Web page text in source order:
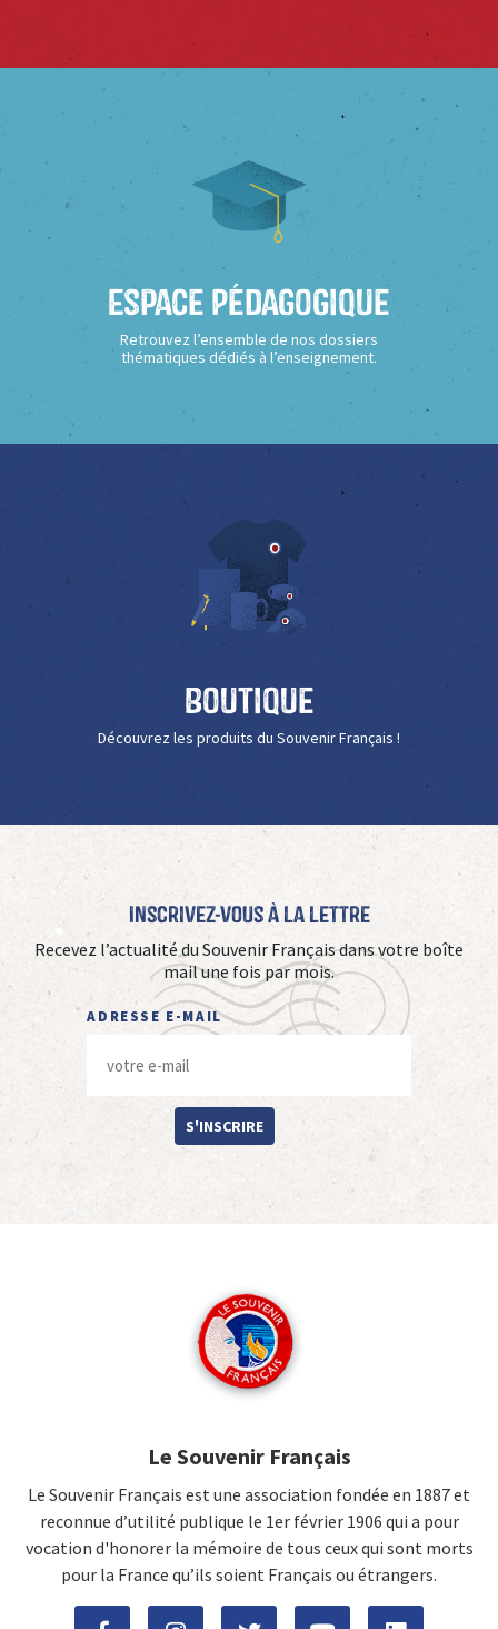
Espace Pédagogique
Retrouvez l’ensemble de nos dossiers
thématiques dédiés à l’enseignement.
Boutique
Découvrez les produits du Souvenir Français !
Inscrivez-vous à La Lettre
Recevez l’actualité du Souvenir Français dans votre boîte
mail une fois par mois.
ADRESSE E-MAIL
S'INSCRIRE
Le Souvenir Français
Le Souvenir Français est une association fondée en 1887 et
reconnue d’utilité publique le 1er février 1906 qui a pour
vocation d'honorer la mémoire de tous ceux qui sont morts
pour la France qu’ils soient Français ou étrangers.